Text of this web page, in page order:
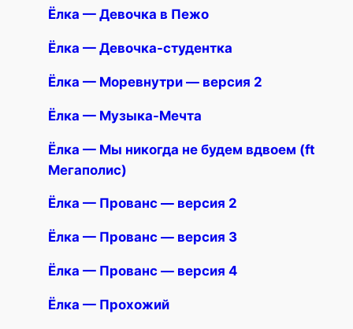
Ëлка — Девочка в Пежо
Ëлка — Девочка-студентка
Ëлка — Моревнутри — версия 2
Ëлка — Музыка-Мечта
Ëлка — Мы никогда не будем вдвоем (ft
Мегаполис)
Ëлка — Прованс — версия 2
Ëлка — Прованс — версия 3
Ëлка — Прованс — версия 4
Ëлка — Прохожий